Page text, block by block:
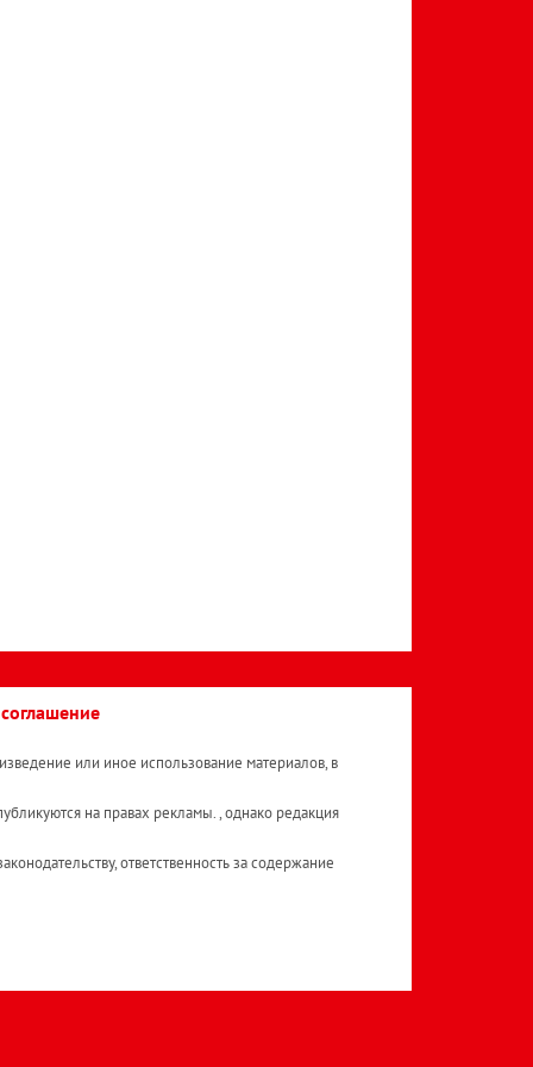
или иное использование материалов, в
на правах рекламы. , однако редакция
ответственность за содержание